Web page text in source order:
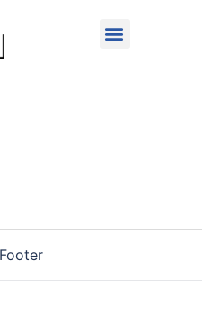
Footer